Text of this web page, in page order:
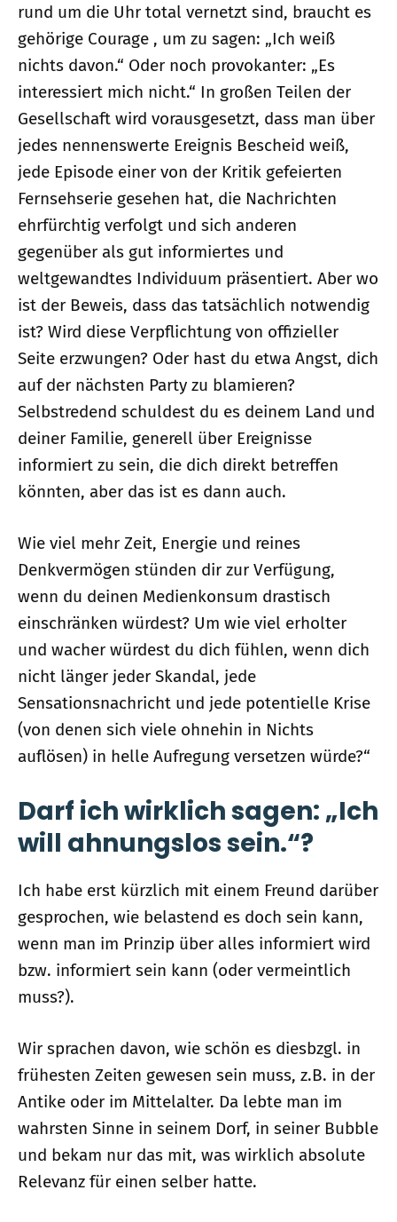
rund um die Uhr total vernetzt sind, braucht es
gehörige Courage , um zu sagen: „Ich weiß
nichts davon.“ Oder noch provokanter: „Es
interessiert mich nicht.“ In großen Teilen der
Gesellschaft wird vorausgesetzt, dass man über
jedes nennenswerte Ereignis Bescheid weiß,
jede Episode einer von der Kritik gefeierten
Fernsehserie gesehen hat, die Nachrichten
ehrfürchtig verfolgt und sich anderen
gegenüber als gut informiertes und
weltgewandtes Individuum präsentiert. Aber wo
ist der Beweis, dass das tatsächlich notwendig
ist? Wird diese Verpflichtung von offizieller
Seite erzwungen? Oder hast du etwa Angst, dich
auf der nächsten Party zu blamieren?
Selbstredend schuldest du es deinem Land und
deiner Familie, generell über Ereignisse
informiert zu sein, die dich direkt betreffen
könnten, aber das ist es dann auch.
Wie viel mehr Zeit, Energie und reines
Denkvermögen stünden dir zur Verfügung,
wenn du deinen Medienkonsum drastisch
einschränken würdest? Um wie viel erholter
und wacher würdest du dich fühlen, wenn dich
nicht länger jeder Skandal, jede
Sensationsnachricht und jede potentielle Krise
(von denen sich viele ohnehin in Nichts
auflösen) in helle Aufregung versetzen würde?“
Darf ich wirklich sagen: „Ich
will ahnungslos sein.“?
Ich habe erst kürzlich mit einem Freund darüber
gesprochen, wie belastend es doch sein kann,
wenn man im Prinzip über alles informiert wird
bzw. informiert sein kann (oder vermeintlich
muss?).
Wir sprachen davon, wie schön es diesbzgl. in
frühesten Zeiten gewesen sein muss, z.B. in der
Antike oder im Mittelalter. Da lebte man im
wahrsten Sinne in seinem Dorf, in seiner Bubble
und bekam nur das mit, was wirklich absolute
Relevanz für einen selber hatte.